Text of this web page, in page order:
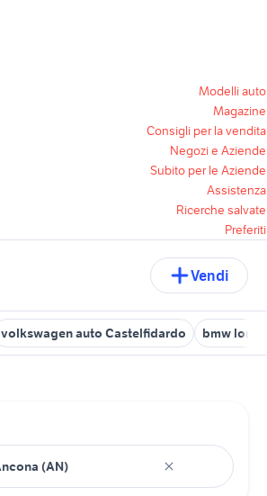
Modelli auto
Magazine
Consigli per la vendita
Negozi e Aziende
Subito per le Aziende
Assistenza
Ricerche salvate
Preferiti
Vendi
volkswagen auto Castelfidardo bmw loreto